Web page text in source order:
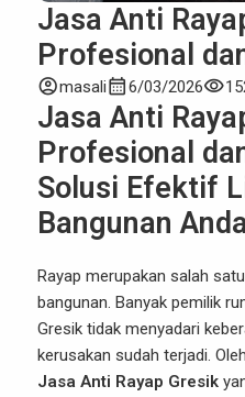
Jasa Anti
Profesional
account_circlemasalicalendar_month6/03/2026visibility
Jasa Anti
Profesional
Solusi Efektif
Bangunan
Rayap merupakan salah
bangunan. Banyak pemilik
Gresik tidak menyadari
kerusakan sudah terjadi.
Jasa Anti Rayap Gresik